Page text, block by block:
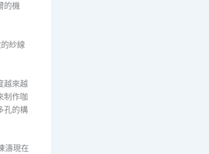
的機
紗線
越來越
制作咖
孔的構
濤現在